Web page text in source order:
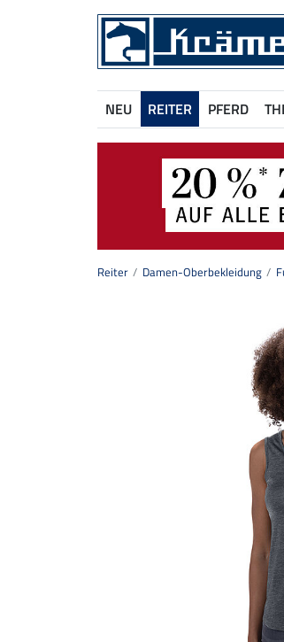
NEU REITER PFERD
Reiter Damen-Oberbekleidung